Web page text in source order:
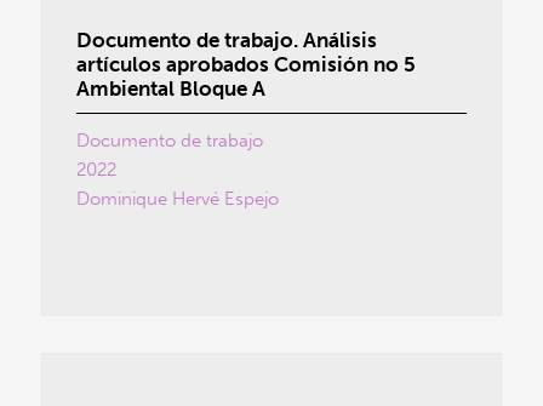
Documento de trabajo. Análisis
artículos aprobados Comisión no 5
Ambiental Bloque A
Documento de trabajo
2022
Dominique Hervé Espejo